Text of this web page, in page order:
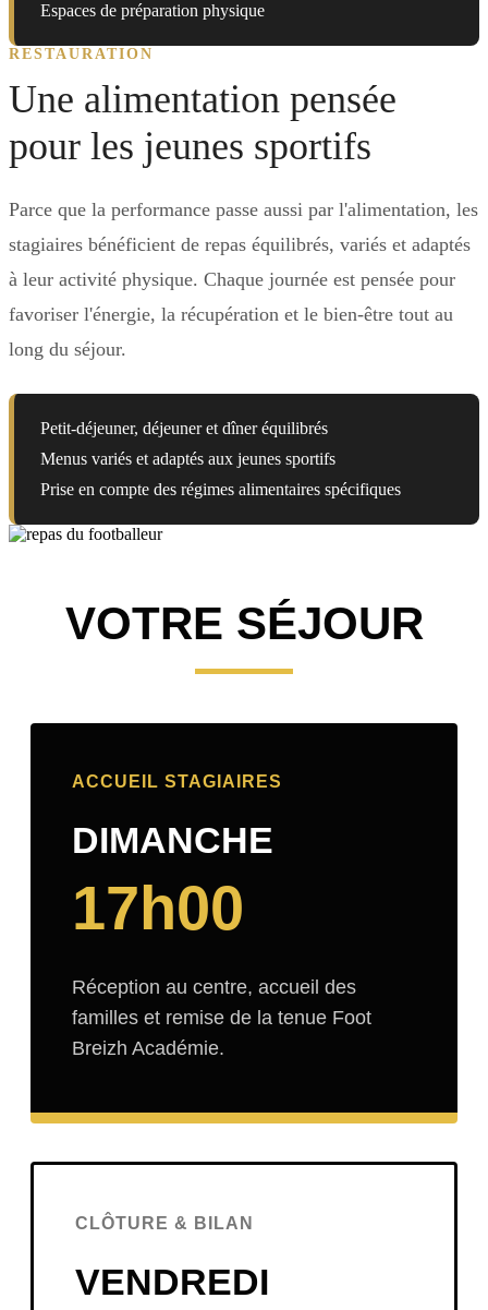
Espaces de préparation physique
RESTAURATION
Une alimentation pensée
pour les jeunes sportifs
Parce que la performance passe aussi par l'alimentation, les
stagiaires bénéficient de repas équilibrés, variés et adaptés
à leur activité physique. Chaque journée est pensée pour
favoriser l'énergie, la récupération et le bien-être tout au
long du séjour.
Petit-déjeuner, déjeuner et dîner équilibrés
Menus variés et adaptés aux jeunes sportifs
Prise en compte des régimes alimentaires spécifiques
VOTRE SÉJOUR
ACCUEIL STAGIAIRES
DIMANCHE
17h00
Réception au centre, accueil des
familles et remise de la tenue Foot
Breizh Académie.
CLÔTURE & BILAN
VENDREDI